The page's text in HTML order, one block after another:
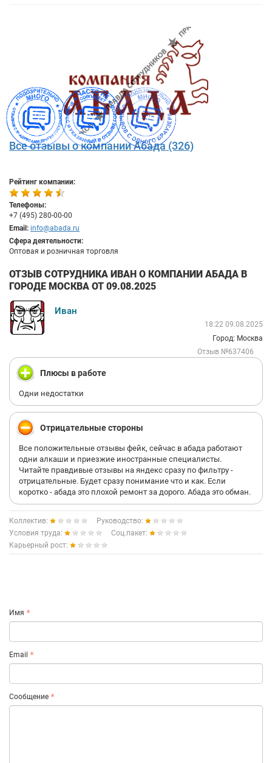
Все отзывы о компании Абада (326)
Рейтинг компании:
Телефоны:
+7 (495) 280-00-00
Email: info@abada.ru
Сфера деятельности:
Оптовая и розничная торговля
ОТЗЫВ СОТРУДНИКА ИВАН О КОМПАНИИ АБАДА В
ГОРОДЕ МОСКВА ОТ 09.08.2025
Иван
18:22 09.08.2025
Город: Москва
Отзыв №637406
Плюсы в работе
Одни недостатки
Отрицательные стороны
Все положительные отзывы фейк, сейчас в абада работают
одни алкаши и приезжие иностранные специалисты.
Читайте правдивые отзывы на яндекс сразу по фильтру -
отрицательные. Будет сразу понимание что и как. Если
коротко - абада это плохой ремонт за дорого. Абада это обман.
Коллектив:
Руководство:
Условия труда:
Соц.пакет:
Карьерный рост:
Имя
Email
Сообщение